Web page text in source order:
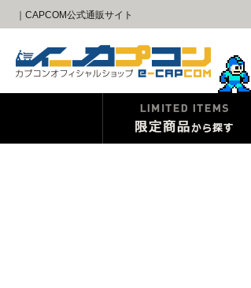
｜CAPCOM公式通販サイト